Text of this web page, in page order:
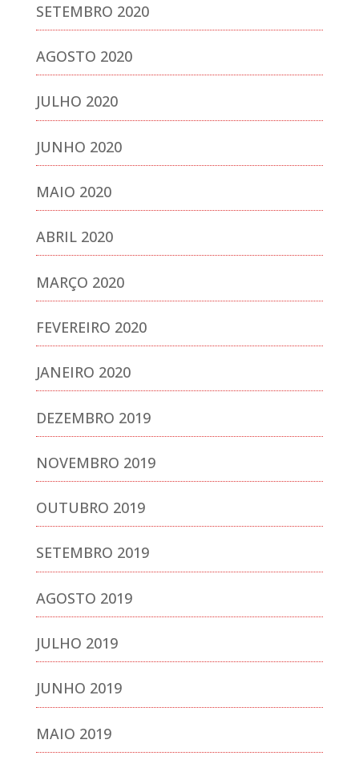
SETEMBRO 2020
AGOSTO 2020
JULHO 2020
JUNHO 2020
MAIO 2020
ABRIL 2020
MARÇO 2020
FEVEREIRO 2020
JANEIRO 2020
DEZEMBRO 2019
NOVEMBRO 2019
OUTUBRO 2019
SETEMBRO 2019
AGOSTO 2019
JULHO 2019
JUNHO 2019
MAIO 2019